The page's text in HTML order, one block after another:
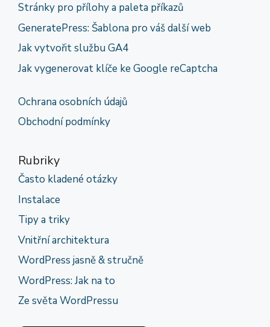
Stránky pro přílohy a paleta příkazů
GeneratePress: Šablona pro váš další web
Jak vytvořit službu GA4
Jak vygenerovat klíče ke Google reCaptcha
Ochrana osobních údajů
Obchodní podmínky
Rubriky
Často kladené otázky
Instalace
Tipy a triky
Vnitřní architektura
WordPress jasně & stručně
WordPress: Jak na to
Ze světa WordPressu